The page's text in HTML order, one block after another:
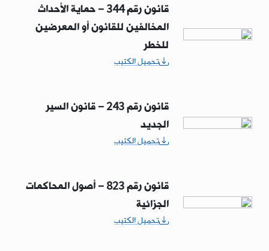
قانون رقم 344 – حماية الأحداث
المخالفين للقانون أو المعرضين
للخطر
تحميل الكتيب
قانون رقم 243 – قانون السير
الجديد
تحميل الكتيب
قانون رقم 823 – أصول المحاكمات
الجزائية
تحميل الكتيب